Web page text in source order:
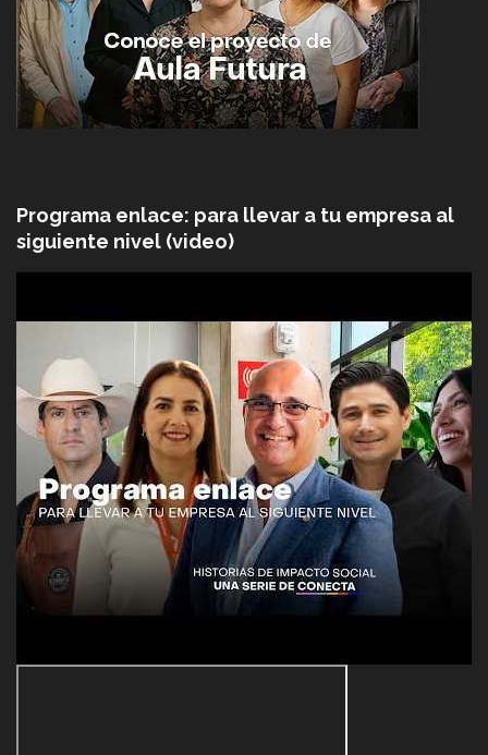
Programa enlace: para llevar a tu empresa al
siguiente nivel (video)